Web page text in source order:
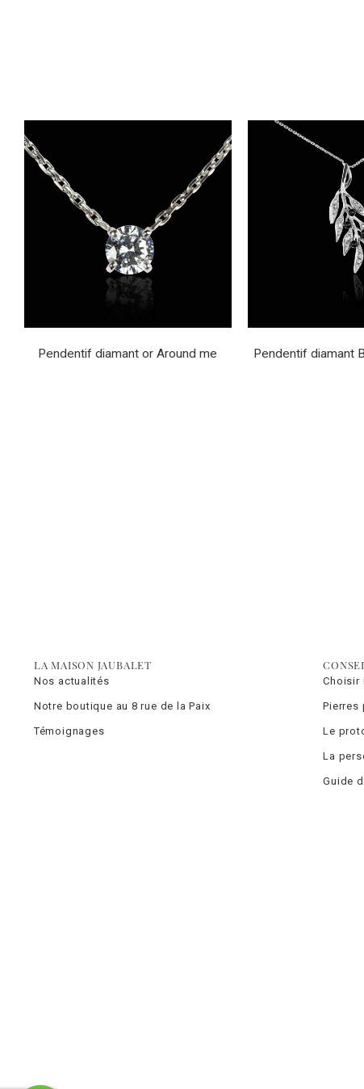
Pendentif diamant or Around me Pendentif diamant
LA MAISON JAUBALET
Nos actualités
Notre boutique au 8 rue de la Paix
Témoignages
Choisir
Pierres
Le
La
Guide